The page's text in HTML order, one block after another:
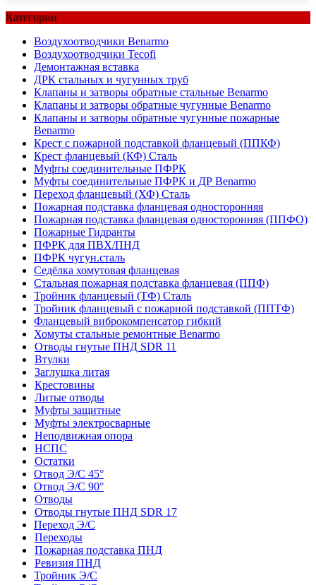
Категории
Воздухоотводчики Benarmo
Воздухоотводчики Tecofi
Демонтажная вставка
ДРК стальных и чугунных труб
Клапаны и затворы обратные стальные Benarmo
Клапаны и затворы обратные чугунные Benarmo
Клапаны и затворы обратные чугунные пожарные
Benarmo
Крест с пожарной подставкой фланцевый (ППКФ)
Крест фланцевый (КФ) Сталь
Муфты соединительные ПФРК
Муфты соединительные ПФРК и ДР Benarmo
Переход фланцевый (ХФ) Сталь
Пожарная подставка фланцевая односторонняя
Пожарная подставка фланцевая односторонняя (ППФО)
Пожарные Гидранты
ПФРК для ПВХ/ПНД
ПФРК чугун.сталь
Седёлка хомутовая фланцевая
Стальная пожарная подставка фланцевая (ППФ)
Тройник фланцевый (ТФ) Сталь
Тройник фланцевый с пожарной подставкой (ППТФ)
Фланцевый виброкомпенсатор гибкий
Хомуты стальные ремонтные Benarmo
Отводы гнутые ПНД SDR 11
Втулки
Заглушка литая
Крестовины
Литые отводы
Муфты защитные
Муфты электросварные
Неподвижная опора
НСПС
Остатки
Отвод Э/С 45°
Отвод Э/С 90°
Отводы
Отводы гнутые ПНД SDR 17
Переход Э/С
Переходы
Пожарная подставка ПНД
Ревизия ПНД
Тройник Э/С